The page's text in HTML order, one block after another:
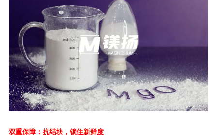
双重保障：抗结块，锁住新鲜度